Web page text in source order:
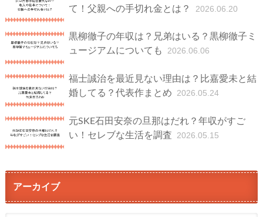
て！父親への手切れ金とは？
2026.06.20
黒柳徹子の年収は？兄弟はいる？黒柳徹子ミ
ュージアムについても
2026.06.06
福士誠治を最近見ない理由は？比嘉愛未と結
婚してる？代表作まとめ
2026.05.24
元SKE石田安奈の旦那はだれ？年収がすご
い！セレブな生活を調査
2026.05.15
アーカイブ